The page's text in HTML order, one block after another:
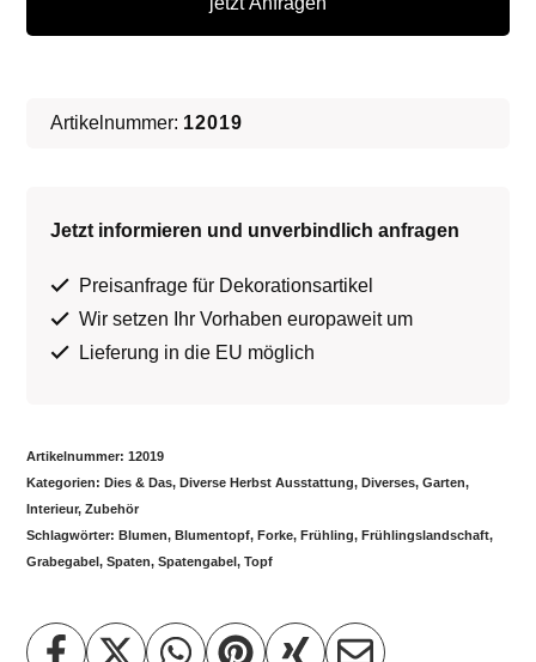
-
Menge
Artikelnummer: 12019
Jetzt informieren und unverbindlich anfragen
Preisanfrage für Dekorationsartikel
Wir setzen Ihr Vorhaben europaweit um
Lieferung in die EU möglich
Artikelnummer: 12019
Kategorien: Dies & Das, Diverse Herbst Ausstattung, Diverses, Garten,
Interieur, Zubehör
Schlagwörter: Blumen, Blumentopf, Forke, Frühling, Frühlingslandschaft,
Grabegabel, Spaten, Spatengabel, Topf